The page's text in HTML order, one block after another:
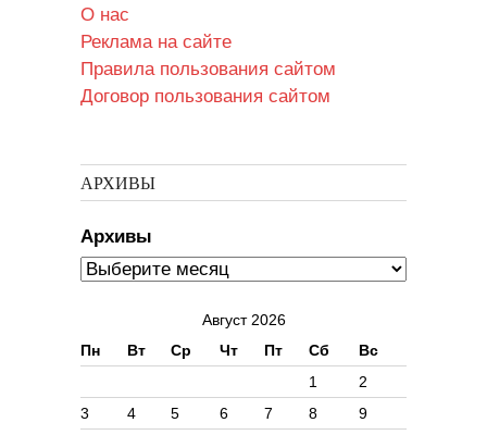
О нас
Реклама на сайте
Правила пользования сайтом
Договор пользования сайтом
АРХИВЫ
Архивы
Август 2026
Пн
Вт Ср Чт Пт Сб Вс
1
2
3
4 5 6 7 8
9